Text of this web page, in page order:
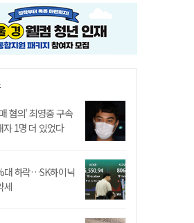
혐의' 최영중 구속
1명 더 있었다
대 하락…SK하이닉
세